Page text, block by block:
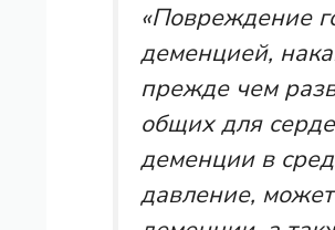
«Повреждение
деменцией,
прежде чем
общих для
деменции в
давление,